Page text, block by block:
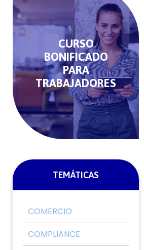
CURSO
BONIFICADO
PARA
TRABAJADORES
TEMÁTICAS
COMERCIO
COMPLIANCE